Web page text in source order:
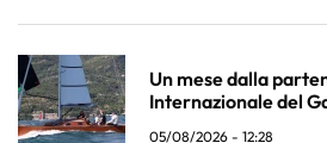
Un mese dalla
Internazionale del
05/08/2026 - 12:28